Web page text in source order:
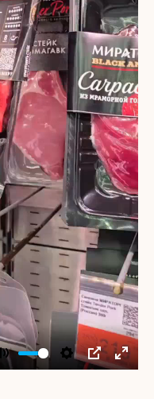
Mute SettingsPIP
Enter